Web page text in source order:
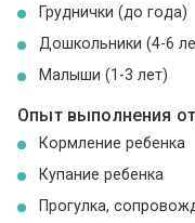
Груднички (до года)
Дошкольники (4-6
Малыши (1-3 лет)
Опыт выполнения
Кормление ребенка
Купание ребенка
Прогулка,